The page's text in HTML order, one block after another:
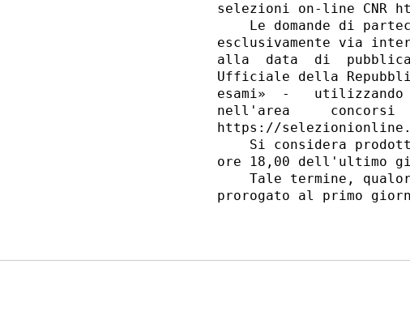
selezioni on-line CNR
Le domande di
esclusivamente via
alla  data  di
Ufficiale della
esami»  -
nell'area
https://
Si considera
ore 18,00 dell'ultimo
Tale termine,
prorogato al primo